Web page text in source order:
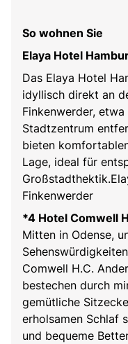
So wohnen Sie
Elaya Hotel
Das Elaya Hotel
idyllisch direkt an
Finkenwerder,
Stadtzentrum
bieten
Lage, ideal für
Großstadthektik.
Finkenwerder
*4 Hotel Comwell
Mitten in Odense,
Comwell H.C.
bestechen durch
gemütliche
erholsamen Schlaf
und bequeme